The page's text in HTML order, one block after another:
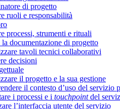
di progetto
ruoli e responsabilità
processi, strumenti e rituali
documentazione di progetto
tavoli tecnici collaborativi
decisioni
il progetto e la sua gestione
il contesto d’uso del servizio
i processi e i touchpointdel
l’interfaccia utente del servizio